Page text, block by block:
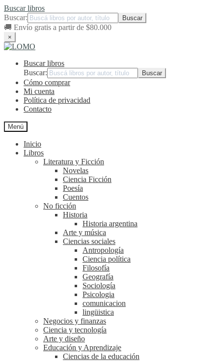
Buscar libros
Buscar:
🚚 Envío gratis a partir de $80.000
×
Ir
navegación
Ir
contenidoBuscar libros
Buscar:
Cómo comprar
Mi cuenta
Política de privacidad
Contacto
Menú
Inicio
Libros
Literatura y Ficción
Novelas
Ciencia Ficción
Poesía
Cuentos
No ficción
Historia
Historia argentina
Arte y música
Ciencias sociales
Antropología
Ciencia política
Filosofía
Geografía
Sociología
Psicologia
comunicacion
lingüistica
Negocios y finanzas
Ciencia y tecnología
Arte y diseño
Educación y Aprendizaje
Ciencias de la educación